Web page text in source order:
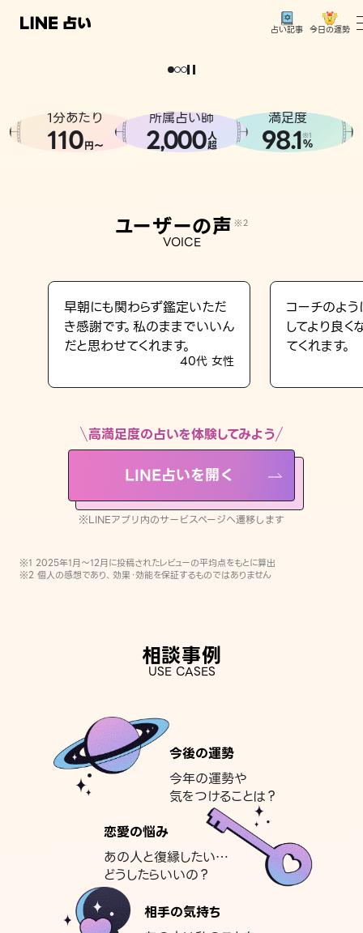
占い記事 今日の運勢
相談事例
LINE占いを開く
※LINEアプリ内のサービスページへ遷移します
どうせなら
。
1分あたり
110円〜
所属占い師
2,000人
超
満足度
98.1※1
%
ユーザーの声 ※2
VOICE
早朝にも関わらず鑑定いただ
き感謝です。私のままでいいん
だと思わせてくれます。
40代 女性
コーチのよ
してより良
てくれます。
高満足度の占いを体験してみよう
LINE占いを開く
※LINEアプリ内のサービスページへ遷移します
※1 2025年1月〜12月に投稿されたレビューの平均点をもとに算出
※2 個人の感想であり、効果・効能を保証するものではありません
相談事例
USE CASES
今後の運勢
今年の運勢や
気をつけることは？
恋愛の悩み
あの人と復縁したい…
どうしたらいいの？
相手の気持ち